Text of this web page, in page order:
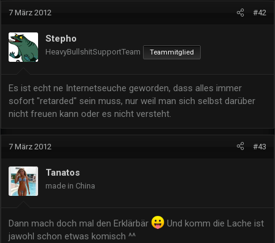
k
i
o
n
:
7 März 2012 #42
Stepho
HeavyBullshitSupportTeam Teammitglied
Es ist echt ne Internetseuche geworden, dass alles immer
sofort "retarded" sein muss, nur weil man sich selbst darüber
nicht freuen kann oder es nicht versteht.
7 März 2012 #43
Tanatos
made in China
Dann mach doch mal den Erklärbär
Und komm die Lache ist
jawohl schon etwas komisch ^^